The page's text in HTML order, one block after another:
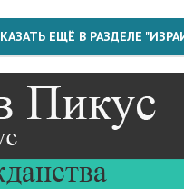
ЕЩЁ В РАЗДЕЛЕ